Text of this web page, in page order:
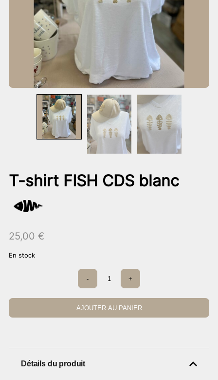
T-shirt FISH CDS blanc
25,00 €
En stock
quantité
T-
shirt
FISH
- +
AJOUTER AU PANIER
Détails du produit